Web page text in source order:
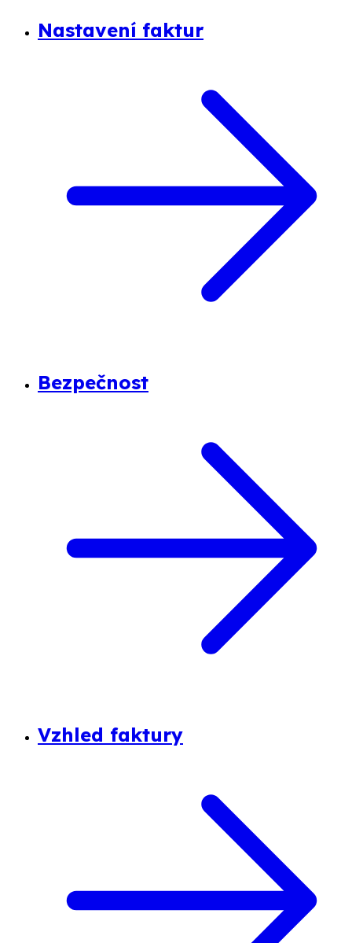
Nastavení faktur
Bezpečnost
Vzhled faktury